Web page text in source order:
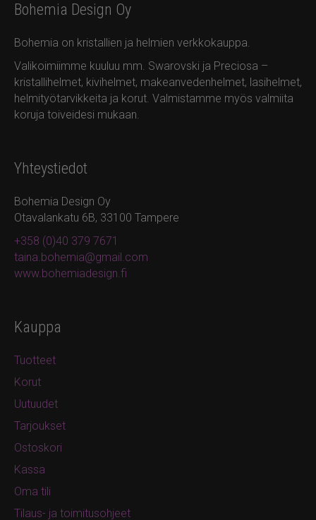
Bohemia Design Oy
Bohemia on kristallien ja helmien verkkokauppa.
Valikoimiimme kuuluu mm. Swarovski ja Preciosa –
kristallihelmet, kivihelmet, makeanvedenhelmet, lasihelmet,
helmityötarvikkeita ja korut. Valmistamme myös valmiita
koruja toiveidesi mukaan.
Yhteystiedot
Bohemia Design Oy
Otavalankatu 6B, 33100 Tampere
+358 (0)40 379 7671
taina.bohemia@gmail.com
www.bohemiadesign.fi
Kauppa
Tuotteet
Korut
Uutuudet
Tarjoukset
Ostoskori
Kassa
Oma tili
Tilaus- ja toimitusohjeet